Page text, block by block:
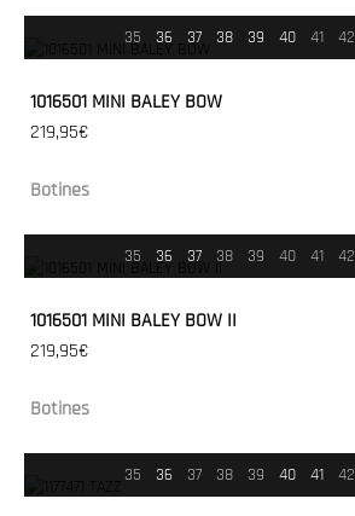
35 36 37 38 39 40 41 42
1016501 MINI BALEY BOW
219,95€
Botines
35 36 37 38 39 40 41 42
1016501 MINI BALEY BOW II
219,95€
Botines
35 36 37 38 39 40 41 42